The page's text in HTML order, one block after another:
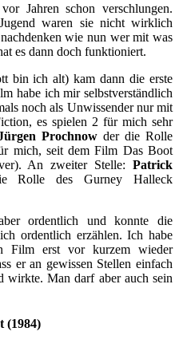
Jahren schon verschlungen.
waren sie nicht wirklich
wie nun wer mit was
es dann doch funktioniert.
bin ich alt) kam dann die erste
habe ich mir selbstverständlich
noch als Unwissender nur mit
es spielen 2 für mich sehr
Prochnow der die Rolle
mich, seit dem Film Das Boot
An zweiter Stelle: Patrick
Rolle des Gurney Halleck
ordentlich und konnte die
ordentlich erzählen. Ich habe
Film erst vor kurzem wieder
er an gewissen Stellen einfach
wirkte. Man darf aber auch sein
(1984)